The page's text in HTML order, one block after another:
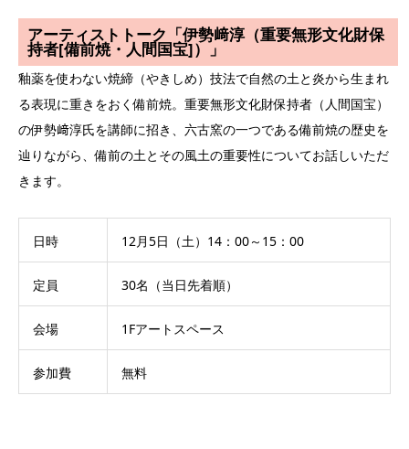
アーティストトーク「伊勢﨑淳（重要無形文化財保
持者[備前焼・人間国宝]）」
釉薬を使わない焼締（やきしめ）技法で自然の土と炎から生まれ
る表現に重きをおく備前焼。重要無形文化財保持者（人間国宝）
の伊勢﨑淳氏を講師に招き、六古窯の一つである備前焼の歴史を
辿りながら、備前の土とその風土の重要性についてお話しいただ
きます。
日時 12月5日（土）14：00～15：00
定員 30名（当日先着順）
会場 1Fアートスペース
参加費 無料